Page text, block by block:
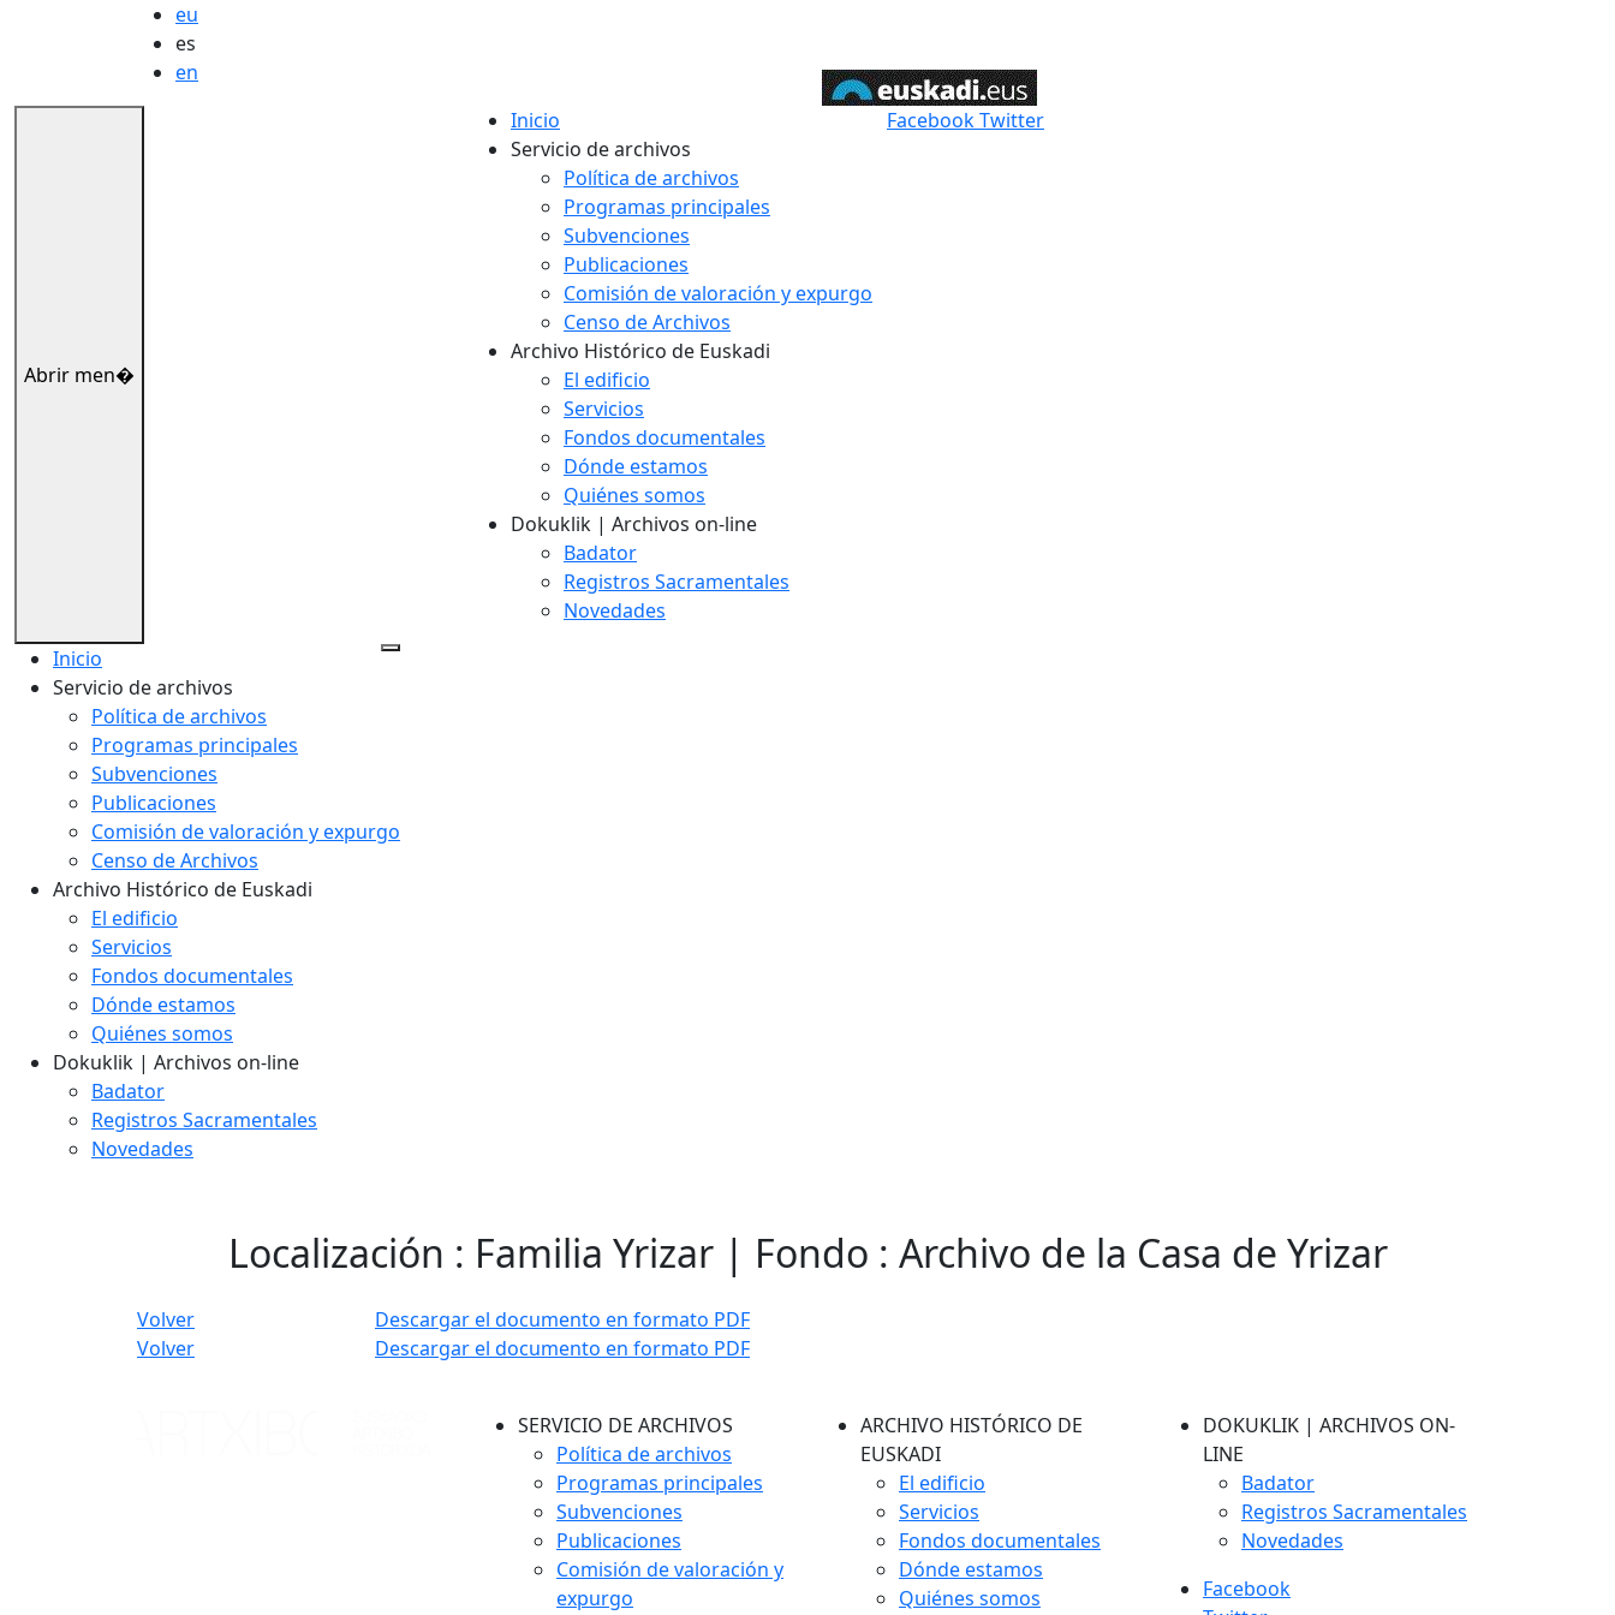
eu
es
en
Abrir men�
Inicio
Servicio de archivos
Política de archivos
Programas principales
Subvenciones
Publicaciones
Comisión de valoración y expurgo
Censo de Archivos
Archivo Histórico de Euskadi
El edificio
Servicios
Fondos documentales
Dónde estamos
Quiénes somos
Dokuklik | Archivos on-line
Badator
Registros Sacramentales
Novedades
FacebookTwitter
Inicio
Servicio de archivos
Política de archivos
Programas principales
Subvenciones
Publicaciones
Comisión de valoración y expurgo
Censo de Archivos
Archivo Histórico de Euskadi
El edificio
Servicios
Fondos documentales
Dónde estamos
Quiénes somos
Dokuklik | Archivos on-line
Badator
Registros Sacramentales
Novedades
Localización : Familia Yrizar | Fondo : Archivo de la Casa de Yrizar
Volver
Descargar el documento en formato PDF
Volver
Descargar el documento en formato PDF
SERVICIO DE ARCHIVOS
Política de archivos
Programas principales
Subvenciones
Publicaciones
Comisión de valoración y
expurgo
ARCHIVO HISTÓRICO DE
EUSKADI
El edificio
Servicios
Fondos documentales
Dónde estamos
Quiénes somos
DOKUKLIK | ARCHIVOS ON-
LINE
Badator
Registros Sacramentales
Novedades
Facebook